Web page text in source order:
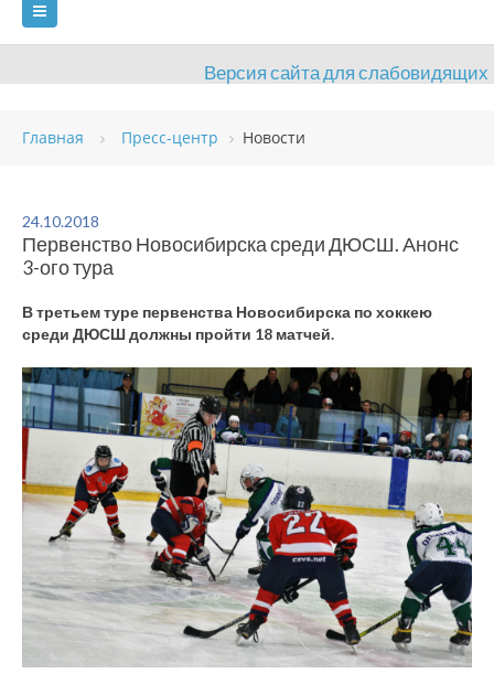
Версия сайта для слабовидящих
ГЛАВНАЯ
ВИДЫ СПОРТА
ОБЪЕКТЫ
ОЦЕНКА КАЧЕСТВА ОБРАЗОВАНИЯ ВАКАНСИИ
Главная Пресс-центр Новости
24.10.2018
Первенство Новосибирска среди ДЮСШ. Анонс
3-ого тура
В третьем туре первенства Новосибирска по хоккею
среди ДЮСШ должны пройти 18 матчей.